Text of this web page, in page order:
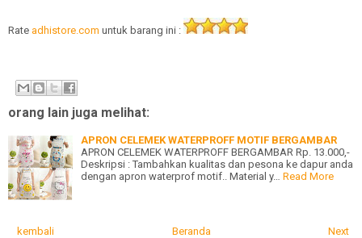
Rate adhistore.com untuk barang ini :
orang lain juga melihat:
APRON CELEMEK WATERPROFF MOTIF BERGAMBAR
APRON CELEMEK WATERPROFF BERGAMBAR Rp. 13.000,-
Deskripsi : Tambahkan kualitas dan pesona ke dapur anda
dengan apron waterprof motif.. Material y… Read More
kembali Next
Beranda